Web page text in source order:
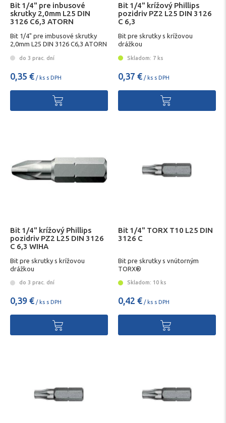
Bit 1/4" pre inbusové
skrutky 2,0mm L25 DIN
3126 C6,3 ATORN
Bit 1/4" pre imbusové skrutky
2,0mm L25 DIN 3126 C6,3 ATORN
do 3 prac. dní
0,35 € / ks s DPH
Bit 1/4" krížový Phillips
pozidriv PZ2 L25 DIN 3126
C 6,3
Bit pre skrutky s krížovou
drážkou
Skladom: 7 ks
0,37 € / ks s DPH
Bit 1/4" krížový Phillips
pozidriv PZ2 L25 DIN 3126
C 6,3 WIHA
Bit pre skrutky s krížovou
drážkou
do 3 prac. dní
0,39 € / ks s DPH
Bit 1/4" TORX T10 L25 DIN
3126 C
Bit pre skrutky s vnútorným
TORX®
Skladom: 10 ks
0,42 € / ks s DPH